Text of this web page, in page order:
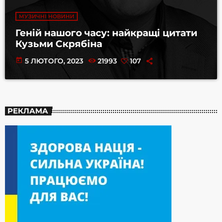
МУЗИЧНІ НОВИНИ
Геній нашого часу: найкращі цитати
Кузьми Скрябіна
today 5 ЛЮТОГО, 2023 21993 107
РЕКЛАМА